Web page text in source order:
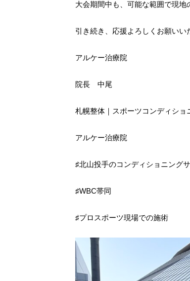
大会期間中も、可能な範囲で現地
引き続き、応援よろしくお願いい
アルケー治療院
院長 中尾
札幌整体｜スポーツコンディショ
アルケー治療院
♯北山投手のコンディショニング
♯WBC帯同
♯プロスポーツ現場での施術